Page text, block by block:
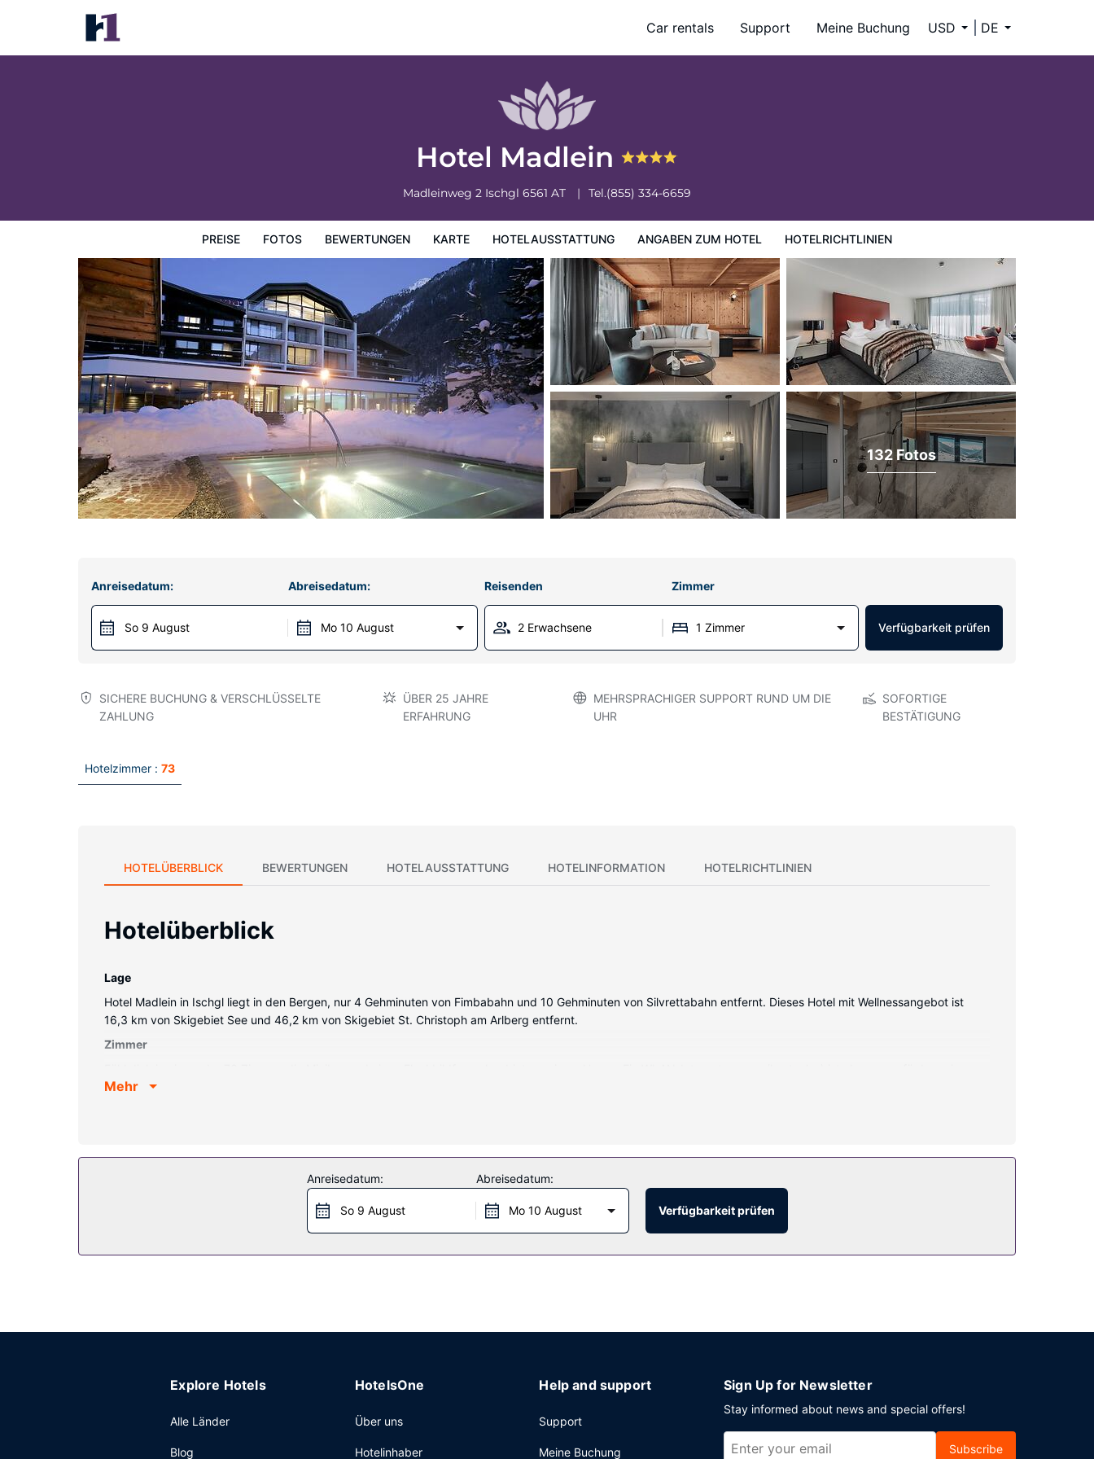
Car rentals Support Meine Buchung USD DE
Hotel Madlein
Madleinweg 2 Ischgl 6561 AT Tel.(855) 334-6659
PREISE FOTOS BEWERTUNGEN KARTE HOTELAUSSTATTUNG ANGABEN ZUM HOTEL HOTELRICHTLINIEN
Hotel Madlein
Preise
132 Fotos
Anreisedatum:
So 9 August
Abreisedatum:
Mo 10 August
Reisenden Zimmer
2 Erwachsene 1 Zimmer Verfügbarkeit prüfen
SICHERE BUCHUNG & VERSCHLÜSSELTE
ZAHLUNG
ÜBER 25 JAHRE
ERFAHRUNG
MEHRSPRACHIGER SUPPORT RUND UM DIE
UHR
SOFORTIGE
BESTÄTIGUNG
Hotelzimmer : 73
HOTELÜBERBLICK BEWERTUNGEN HOTELAUSSTATTUNG HOTELINFORMATION HOTELRICHTLINIEN
Hotelüberblick
Lage
Hotel Madlein in Ischgl liegt in den Bergen, nur 4 Gehminuten von Fimbabahn und 10 Gehminuten von Silvrettabahn entfernt. Dieses Hotel mit Wellnessangebot ist
16,3 km von Skigebiet See und 46,2 km von Skigebiet St. Christoph am Arlberg entfernt.
Zimmer
Kabelempfang. Es sind eigene Badezimmer mit Duschen vorhanden, die über Haartrockner und Bademäntel verfügen. Zur Austattung gehören Telefone ebenso wie
Sauna und Fitnessmöglichkeiten. Kostenloses WLAN, ein Concierge-Service und ein Skiraum stehen ebenfalls zur Verfügung.
Lass dir eine Mahlzeit bei Mad Fine Dine schmecken oder nutz den Zimmerservice (bitte Zeiten beachten) dieses Hotels. Entspann dich mit einem erfrischenden
Getränk an der Bar/Lounge oder der Poolbar.
Mehr
Anreisedatum:
So 9 August
Abreisedatum:
Mo 10 August Verfügbarkeit prüfen
Explore Hotels
Alle Länder
Blog
HotelsOne
Über uns
Hotelinhaber
Help and support
Support
Meine Buchung
Sign Up for Newsletter
Stay informed about news and special offers!
Subscribe